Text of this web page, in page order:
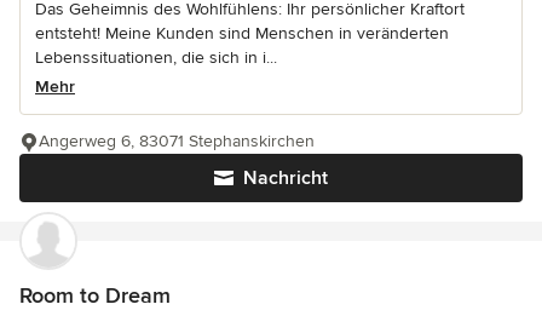
Das Geheimnis des Wohlfühlens: Ihr persönlicher Kraftort
entsteht! Meine Kunden sind Menschen in veränderten
Lebenssituationen, die sich in i...
Mehr
Nachricht
Angerweg 6, 83071 Stephanskirchen
Room to Dream